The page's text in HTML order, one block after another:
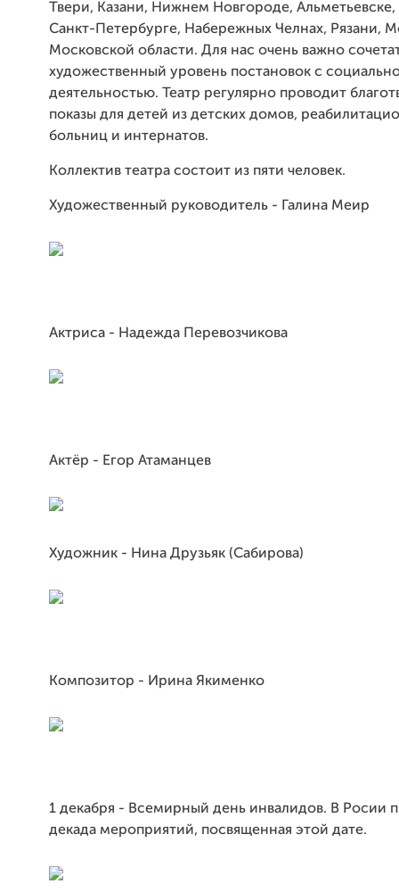
Твери, Казани, Нижнем Новгороде,
Санкт-Петербурге, Набережных Челнах, Рязани,
Московской области. Для нас очень важно
художественный уровень постановок с
деятельностью. Театр регулярно проводит
показы для детей из детских домов,
больниц и интернатов.
Коллектив театра состоит из пяти человек.
Художественный руководитель - Галина Меир
Актриса - Надежда Перевозчикова
Актёр - Егор Атаманцев
Художник - Нина Друзьяк (Сабирова)
Композитор - Ирина Якименко
1 декабря - Всемирный день инвалидов. В Росии
декада мероприятий, посвященная этой дате.